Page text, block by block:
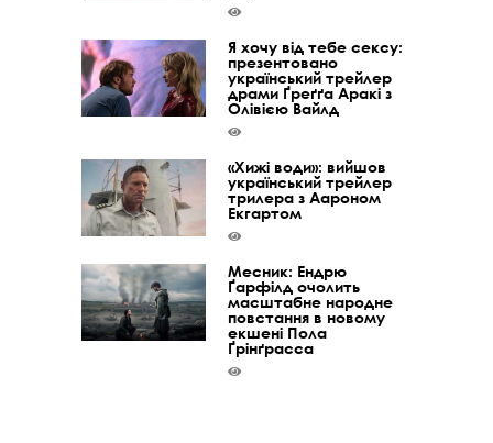
Я хочу від тебе сексу:
презентовано
український трейлер
драми Ґреґґа Аракі з
Олівією Вайлд
«Хижі води»: вийшов
український трейлер
трилера з Аароном
Екгартом
Месник: Ендрю
Ґарфілд очолить
масштабне народне
повстання в новому
екшені Пола
Ґрінґрасса